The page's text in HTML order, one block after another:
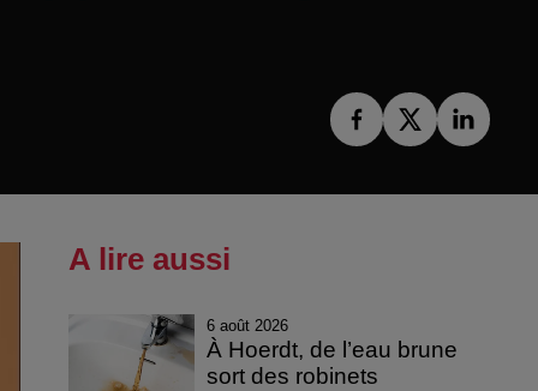
A lire aussi
6 août 2026
À Hoerdt, de l’eau brune
sort des robinets